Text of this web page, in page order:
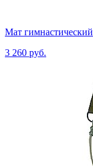
Мат гимнастический
3 260 руб.